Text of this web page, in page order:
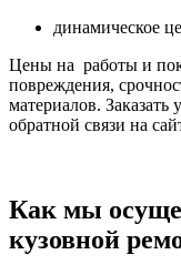
динамическое
Цены на работы и
повреждения,
материалов.
обратной связи на
Как мы
кузовной